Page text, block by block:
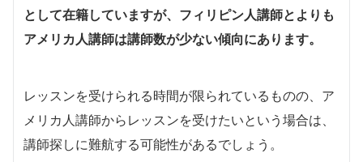
として在籍していますが、フィリピン人講師とよりも
アメリカ人講師は講師数が少ない傾向にあります。
レッスンを受けられる時間が限られているものの、ア
メリカ人講師からレッスンを受けたいという場合は、
講師探しに難航する可能性があるでしょう。